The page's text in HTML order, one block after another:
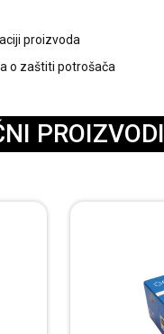
proizvoda
o zaštiti potrošača
PROIZVODI